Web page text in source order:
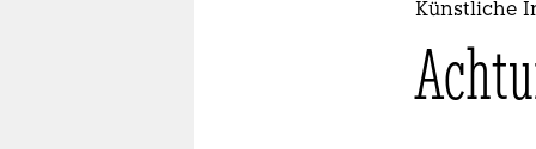
Künstliche